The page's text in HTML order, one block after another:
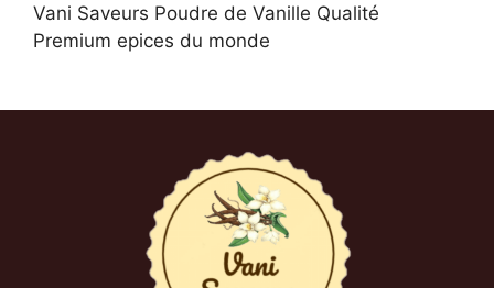
Vani Saveurs Poudre de Vanille Qualité
Premium epices du monde